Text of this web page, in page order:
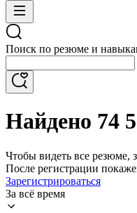
Поиск по резюме и
Найдено 74
Чтобы видеть все резюме,
После регистрации
Зарегистрироваться
За всё время